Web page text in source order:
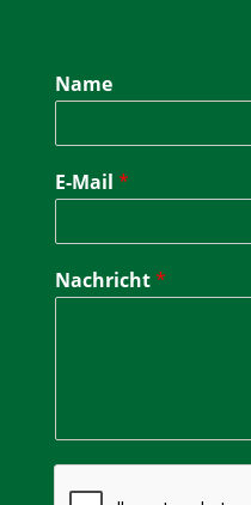
Name
E-Mail *
Nachricht*